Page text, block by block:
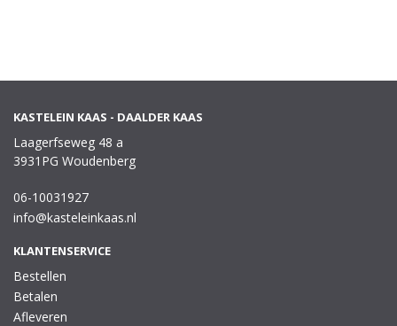
KASTELEIN KAAS - DAALDER KAAS
Laagerfseweg 48 a
3931PG Woudenberg
06-10031927
info@kasteleinkaas.nl
KLANTENSERVICE
Bestellen
Betalen
Afleveren